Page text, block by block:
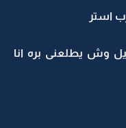
استر
ابكي وصارت الساعه 11 اليل وش يطلعنى بره انا